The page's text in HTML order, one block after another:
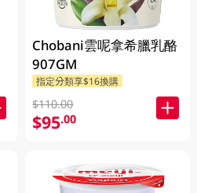
Chobani雲呢拿希臘乳酪
907GM
指定分類享$16換購
$110.00
$95.00